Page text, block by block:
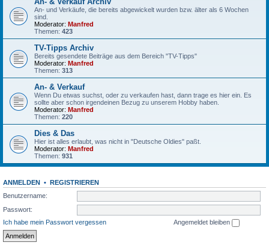
An- und Verkäufe, die bereits abgewickelt wurden bzw. älter als 6 Wochen
sind.
Moderator: Manfred
Themen: 423
TV-Tipps Archiv
Bereits gesendete Beiträge aus dem Bereich "TV-Tipps"
Moderator: Manfred
Themen: 313
An- & Verkauf
Wenn Du etwas suchst, oder zu verkaufen hast, dann trage es hier ein. Es
sollte aber schon irgendeinen Bezug zu unserem Hobby haben.
Moderator: Manfred
Themen: 220
Dies & Das
Hier ist alles erlaubt, was nicht in "Deutsche Oldies" paßt.
Moderator: Manfred
Themen: 931
ANMELDEN • REGISTRIEREN
Benutzername:
Passwort:
Ich habe mein Passwort vergessen
Angemeldet bleiben